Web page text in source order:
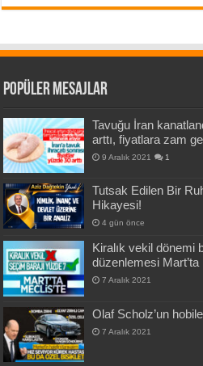
Popüler Mesajlar
Tavuğu İran
arttı, fiyatlara zam
9 Aralık 2021 1
Tutsak Edilen Bir
Hikayesi!
4 gün önce
Kiralık vekil dönemi
düzenlemesi
7 Aralık 2021
Olaf Scholz’un
7 Aralık 2021